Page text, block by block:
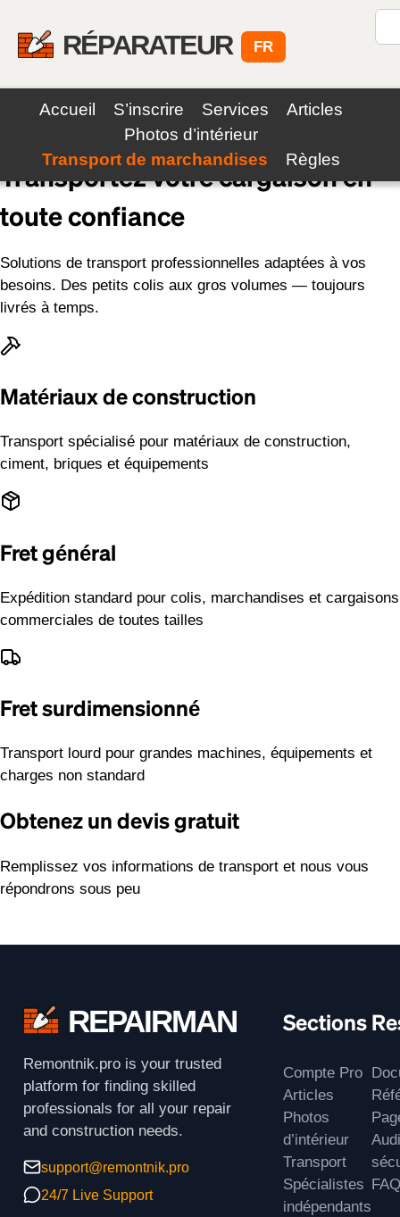
RÉPARATEUR FR
Accueil S’inscrire Services
Articles
Photos d’intérieur
Transport de marchandises
Règles
Services de transport fiables
Transportez votre cargaison en
touteconfiance
Solutions de transport professionnelles adaptées à vos
besoins. Des petits colis aux gros volumes — toujours
livrés à temps.
Matériaux de construction
Transport spécialisé pour matériaux de construction,
ciment, briques et équipements
Fret général
Expédition standard pour colis, marchandises et cargaisons
commerciales de toutes tailles
Fret surdimensionné
Transport lourd pour grandes machines, équipements et
charges non standard
Obtenez un devis gratuit
Remplissez vos informations de transport et nous vous
répondrons sous peu
REPAIRMAN
Remontnik.pro is your trusted
platform for finding skilled
professionals for all your repair
and construction needs.
support@remontnik.pro
24/7 Live Support
Sections
Compte Pro
Articles
Photos
d’intérieur
Transport
Spécialistes
indépendants
FAQ